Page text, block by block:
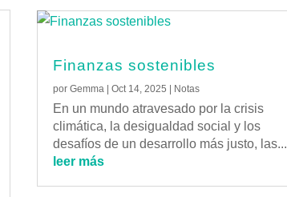
Finanzas sostenibles
por Gemma | Oct 14, 2025 | Notas
En un mundo atravesado por la crisis
climática, la desigualdad social y los
desafíos de un desarrollo más justo, las...
leer más